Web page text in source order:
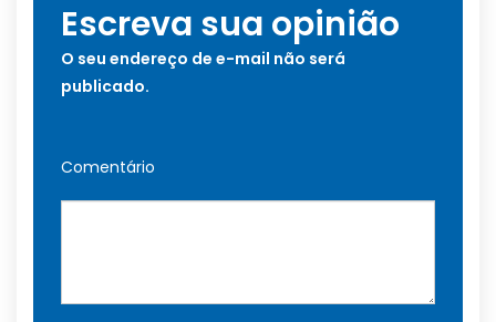
Escreva sua opinião
O seu endereço de e-mail não será
publicado.
Comentário